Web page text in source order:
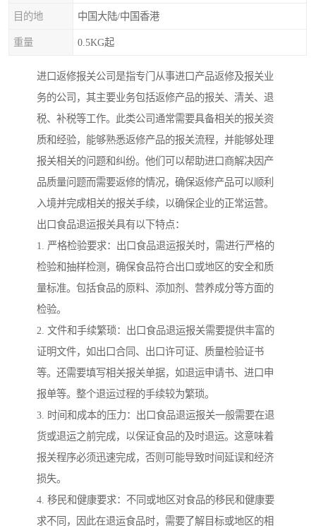
目的地 中国大陆/中国香港
重量 0.5KG起
进口返修报关公司是指专门从事进口产品返修及报关业
务的公司，其主要业务包括返修产品的报关、清关、退
税、补税等工作。此类公司通常需要具备相关的报关资
质和经验，能够熟悉返修产品的报关流程，并能够处理
报关相关的问题和纠纷。他们可以帮助进口商解决因产
品质量问题而需要返修的情况，确保返修产品可以顺利
入境并完成相关的报关手续，以确保企业的正常运营。
出口食品退运报关具有以下特点：
1. 严格检验要求：出口食品退运报关时，需进行严格的
检验和抽样检测，确保食品符合出口或地区的安全和质
量标准。包括食品的原料、添加剂、营养成分等方面的
检验。
2. 文件和手续繁琐：出口食品退运报关需要提供丰富的
证明文件，如出口合同、出口许可证、质量检验证书
等。还需要填写相关报关单据，如退运申请书、进口申
报单等。整个退运过程的手续较为繁琐。
3. 时间和成本的压力：出口食品退运报关一般需要在退
货或退运之前完成，以保证食品的及时退运。这意味着
报关程序必须迅速完成，否则可能导致时间延误和经济
损失。
4. 移民和健康要求：不同或地区对食品的移民和健康要
求不同，因此在退运食品时，需要了解目标或地区的相